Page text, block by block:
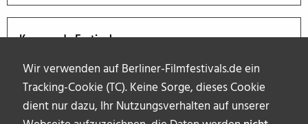
Wir verwenden auf Berliner-Filmfestivals.de ein
Tracking-Cookie (TC). Keine Sorge, dieses Cookie
dient nur dazu, Ihr Nutzungsverhalten auf unserer
Kommende Festivals